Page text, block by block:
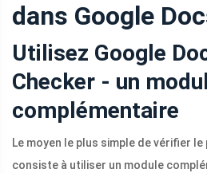
dans Google
Utilisez Google
Checker - un
complémentaire
Le moyen le plus simple de vérifier
consiste à utiliser un module